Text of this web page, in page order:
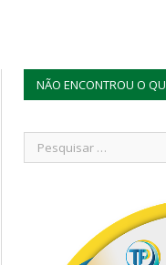
NÃO ENCONTROU O